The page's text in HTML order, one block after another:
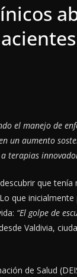
el manejo de
un aumento
terapias
que
que inicialmente
“El golpe de
Valdivia,
de Salud